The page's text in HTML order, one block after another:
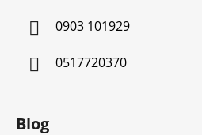
0903 101929
0517720370
Blog